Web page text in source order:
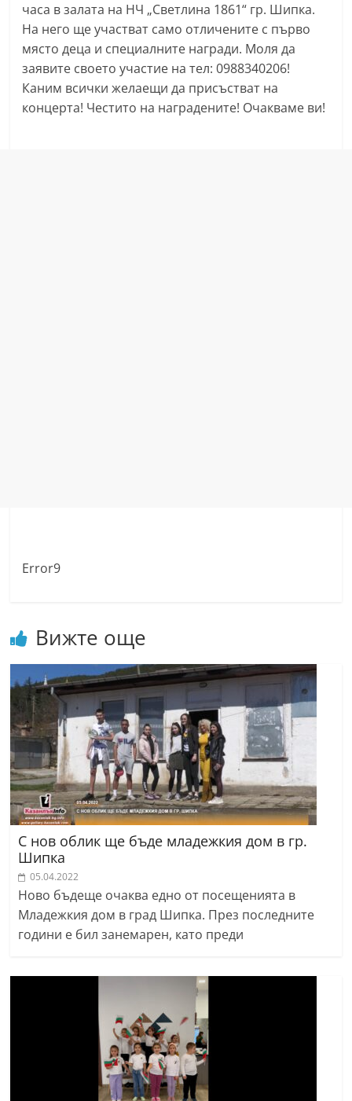
часа в залата на НЧ „Светлина 1861“ гр. Шипка.
На него ще участват само отличените с първо
място деца и специалните награди. Моля да
заявите своето участие на тел: 0988340206!
Каним всички желаещи да присъстват на
концерта! Честито на наградените! Очакваме ви!
Error9
Вижте още
С нов облик ще бъде младежкия дом в гр.
Шипка
05.04.2022
Ново бъдеще очаква едно от посещенията в
Младежкия дом в град Шипка. През последните
години е бил занемарен, като преди